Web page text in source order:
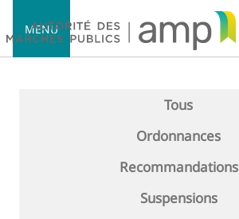
Accueil
MENU
Tous
Ordonnances
Recommandations
Suspensions